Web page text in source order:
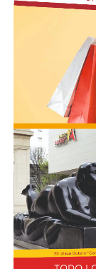
recientemente,
Braida, por su
todos los
que este año
Bien Común”.
en participar
del 4 al 6 de
como en torno
Por último, el
Taladrid,
Semana Social,
Episcopal de la
de la entidad
actividad.